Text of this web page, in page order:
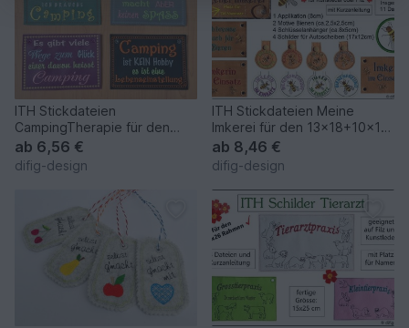
ITH Stickdateien
CampingTherapie für den
13x18 Rahmen
ab 6,56 €
difig-design
ITH Stickdateien Meine
Imkerei für den 13x18+10x10
Rahmen
ab 8,46 €
difig-design